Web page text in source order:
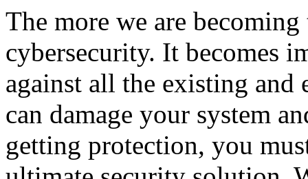
The more we are
cybersecurity. It becomes
against all the existing and
can damage your system
getting protection, you